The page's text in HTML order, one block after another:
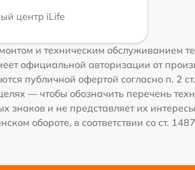
центр iLife
и техническим обслуживанием
официальной авторизации от
публичной офертой согласно п. 2
— чтобы обозначить перечень
знаков и не представляет их
обороте, в соответствии со ст.